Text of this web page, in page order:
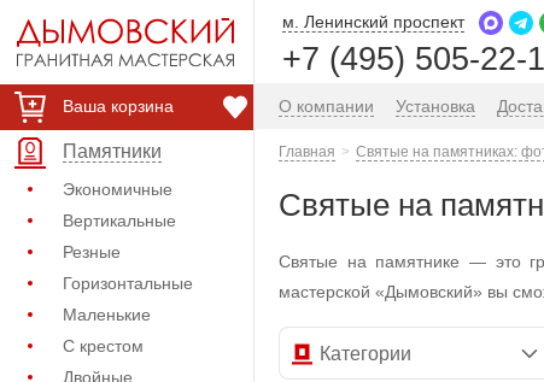
Ваша корзина
Памятники
Экономичные
Вертикальные
Резные
Горизонтальные
Маленькие
С крестом
Двойные
м. Ленинский проспект
+7 (495) 505-22-
О компании Установка
Главная Святые на памятниках:
Святые на
Святые на памятнике — это
мастерской «Дымовский» вы
Категории